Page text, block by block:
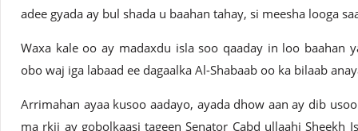
adee gyada ay bul shada u baahan tahay, si meesha looga
Waxa kale oo ay madaxdu isla soo qaaday in loo baahan
obo waj iga labaad ee dagaalka Al-Shabaab oo ka bilaab
Arrimahan ayaa kusoo aadayo, ayada dhow aan ay dib
ma rkii ay gobolkaasi tageen Senator Cabd ullaahi Sheekh